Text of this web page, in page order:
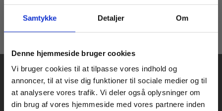
Samtykke Detaljer Om
Denne hjemmeside bruger cookies
Vi bruger cookies til at tilpasse vores indhold og
annoncer, til at vise dig funktioner til sociale medier og til
at analysere vores trafik. Vi deler også oplysninger om
din brug af vores hjemmeside med vores partnere inden
Køb læremidler og find masterclasses mm.
Fortsæt som: